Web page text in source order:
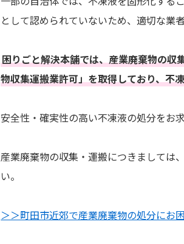
として認められていないため、適切な業
困りごと解決本舗では、産業廃棄物の収
物収集運搬業許可」を取得しており、不
安全性・確実性の高い不凍液の処分をお
産業廃棄物の収集・運搬につきましては
い。
＞＞町田市近郊で産業廃棄物の処分にお